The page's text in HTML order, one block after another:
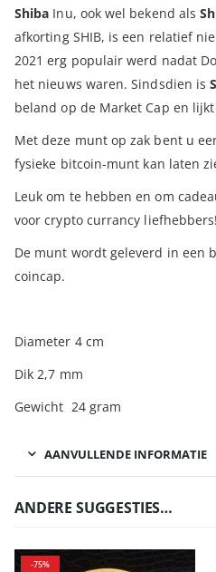
Shiba Inu, ook wel bekend als
afkorting SHIB, is een relatief
2021 erg populair werd nadat
het nieuws waren. Sindsdien is
beland op de Market Cap en
Met deze munt op zak bent u
fysieke bitcoin-munt kan laten
Leuk om te hebben en om
voor crypto currancy liefhebbers!
De munt wordt geleverd in een
coincap.
Diameter 4 cm
Dik 2,7 mm
Gewicht 24 gram
AANVULLENDE INFORMATIE
ANDERE SUGGESTIES…
-75%